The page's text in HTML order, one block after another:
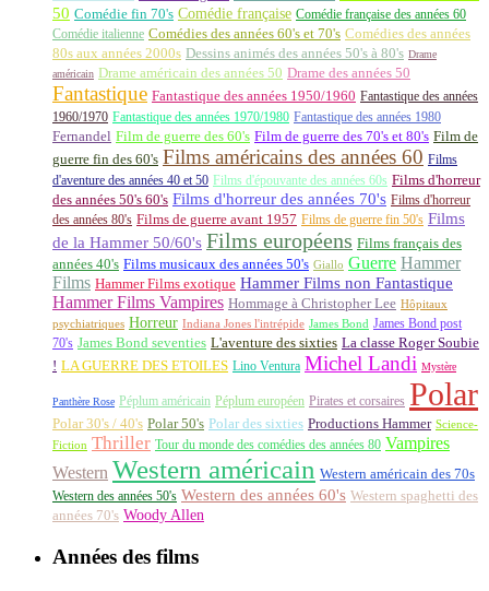
50 Comédie fin 70's Comédie française Comédie française des années 60
Comédie italienne Comédies des années 60's et 70's Comédies des années
80s aux années 2000s Dessins animés des années 50's à 80's Drame
américain Drame américain des années 50 Drame des années 50
Fantastique Fantastique des années 1950/1960 Fantastique des années
1960/1970 Fantastique des années 1970/1980 Fantastique des années 1980
Fernandel Film de guerre des 60's Film de guerre des 70's et 80's Film de
guerre fin des 60's Films américains des années 60 Films
d'aventure des années 40 et 50 Films d'épouvante des années 60s Films d'horreur
des années 50's 60's Films d'horreur des années 70's Films d'horreur
des années 80's Films de guerre avant 1957 Films de guerre fin 50's Films
de la Hammer 50/60's Films européens Films français des
années 40's Films musicaux des années 50's Giallo Guerre Hammer
Films Hammer Films exotique Hammer Films non Fantastique
Hammer Films Vampires Hommage à Christopher Lee Hôpitaux
psychiatriques Horreur Indiana Jones l'intrépide James Bond James Bond post
70's James Bond seventies L'aventure des sixties La classe Roger Soubie
! LA GUERRE DES ETOILES Lino Ventura Michel Landi Mystère
Panthère Rose Péplum américain Péplum européen Pirates et corsaires Polar
Polar 30's / 40's Polar 50's Polar des sixties Productions Hammer Science-
Fiction Thriller Tour du monde des comédies des années 80 Vampires
Western Western américain Western américain des 70s
Western des années 50's Western des années 60's Western spaghetti des
années 70's Woody Allen
Années des films